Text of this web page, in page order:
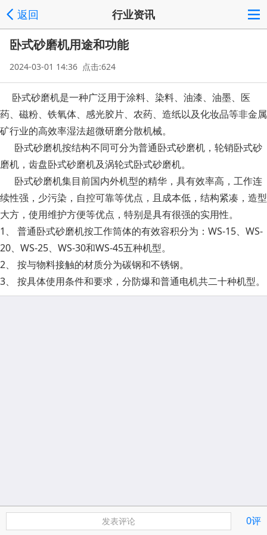
返回 行业资讯
卧式砂磨机用途和功能
2024-03-01 14:36 点击:624
卧式砂磨机是一种广泛用于涂料、染料、油漆、油墨、医
药、磁粉、铁氧体、感光胶片、农药、造纸以及化妆品等非金属
矿行业的高效率湿法超微研磨分散机械。
卧式砂磨机按结构不同可分为普通卧式砂磨机，轮销卧式砂
磨机，齿盘卧式砂磨机及涡轮式卧式砂磨机。
卧式砂磨机集目前国内外机型的精华，具有效率高，工作连
续性强，少污染，自控可靠等优点，且成本低，结构紧凑，造型
大方，使用维护方便等优点，特别是具有很强的实用性。
1、 普通卧式砂磨机按工作筒体的有效容积分为：WS-15、WS-
20、WS-25、WS-30和WS-45五种机型。
2、 按与物料接触的材质分为碳钢和不锈钢。
3、 按具体使用条件和要求，分防爆和普通电机共二十种机型。
发表评论 0评